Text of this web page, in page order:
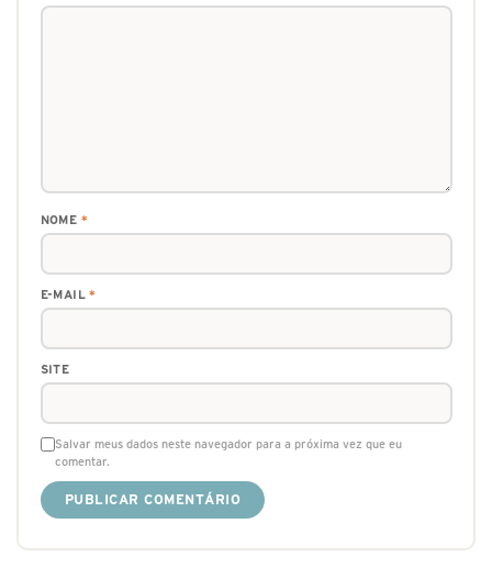
NOME *
E-MAIL*
SITE
Salvar meus dados neste navegador para a próxima vez que eu
comentar.